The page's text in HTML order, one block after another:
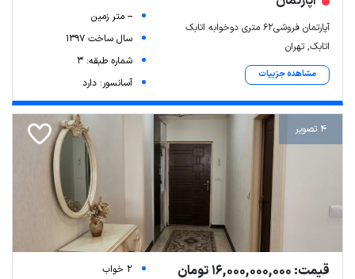
آپارتمان فروشی۶۲ متری دوخوابه اتابک
اتابک, تهران
مشاهده جزییات
-- متر زمین
سال ساخت 1397
شماره طبقه: 3
آسانسور: دارد
4 تصویر
قیمت: 16,000,000,000 تومان
2 خواب